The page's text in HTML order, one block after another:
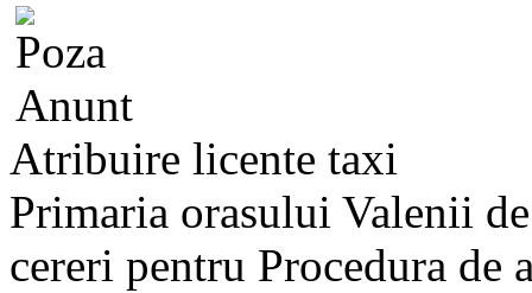
Atribuire licente taxi
Primaria orasului Valenii
cereri pentru Procedura